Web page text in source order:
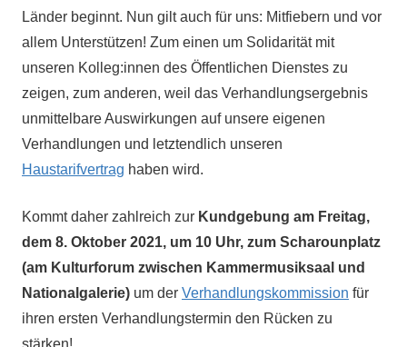
Länder beginnt. Nun gilt auch für uns: Mitfiebern und vor
allem Unterstützen! Zum einen um Solidarität mit
unseren Kolleg:innen des Öffentlichen Dienstes zu
zeigen, zum anderen, weil das Verhandlungsergebnis
unmittelbare Auswirkungen auf unsere eigenen
Verhandlungen und letztendlich unseren
Haustarifvertrag haben wird.
Kommt daher zahlreich zur Kundgebung am Freitag,
dem 8. Oktober 2021, um 10 Uhr, zum Scharounplatz
(am Kulturforum zwischen Kammermusiksaal und
Nationalgalerie) um der Verhandlungskommission für
ihren ersten Verhandlungstermin den Rücken zu
stärken!